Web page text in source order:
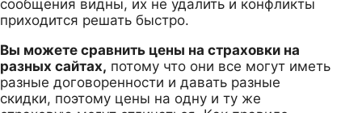
сообщения видны, их не удалить и конфликты
приходится решать быстро.
Вы можете сравнить цены на страховки на
разных сайтах, потому что они все могут иметь
разные договоренности и давать разные
скидки, поэтому цены на одну и ту же